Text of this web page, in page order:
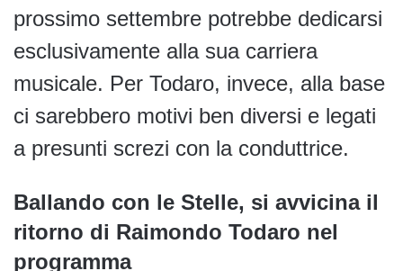
prossimo settembre potrebbe dedicarsi
esclusivamente alla sua carriera
musicale. Per Todaro, invece, alla base
ci sarebbero motivi ben diversi e legati
a presunti screzi con la conduttrice.
Ballando con le Stelle, si avvicina il
ritorno di Raimondo Todaro nel
programma